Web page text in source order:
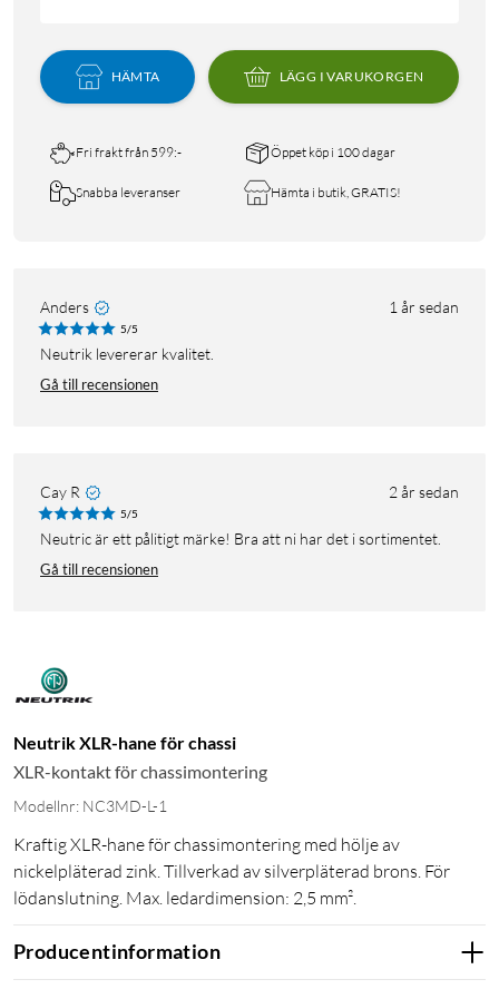
HÄMTA LÄGG I VARUKORGEN
Fri frakt från 599:- Öppet köp i 100 dagar
Snabba leveranser Hämta i butik, GRATIS!
Anders 1 år sedan
5/5
Neutrik levererar kvalitet.
Gå till recensionen
Cay R 2 år sedan
5/5
Neutric är ett pålitigt märke! Bra att ni har det i sortimentet.
Gå till recensionen
Neutrik XLR-hane för chassi
XLR-kontakt för chassimontering
Modellnr: NC3MD-L-1
Kraftig XLR-hane för chassimontering med hölje av
nickelpläterad zink. Tillverkad av silverpläterad brons. För
lödanslutning. Max. ledardimension: 2,5 mm².
Producentinformation